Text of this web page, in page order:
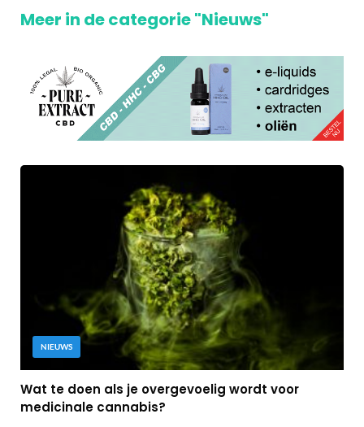
Meer in de categorie "Nieuws"
NIEUWS
Wat te doen als je overgevoelig wordt voor
medicinale cannabis?